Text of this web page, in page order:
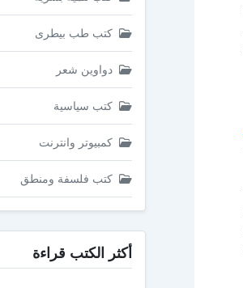
كتب طب بيطرى
دواوين شعر
كتب سياسية
كمبيوتر وانترنت
كتب فلسفة ومنطق
أكثر الكتب قراءة